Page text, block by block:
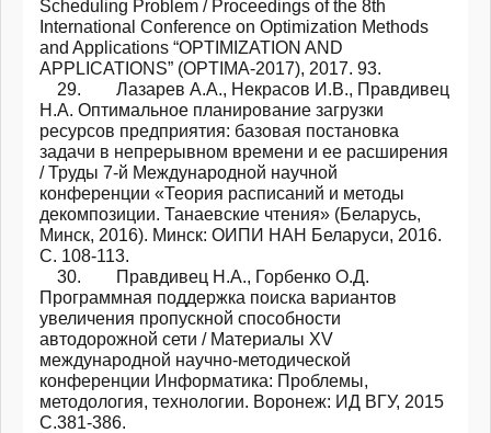
Scheduling Problem / Proceedings of the 8th
International Conference on Optimization Methods
and Applications “OPTIMIZATION AND
APPLICATIONS” (OPTIMA-2017), 2017. 93.
29. Лазарев А.А., Некрасов И.В., Правдивец
Н.А. Оптимальное планирование загрузки
ресурсов предприятия: базовая постановка
задачи в непрерывном времени и ее расширения
/ Труды 7-й Международной научной
конференции «Теория расписаний и методы
декомпозиции. Танаевские чтения» (Беларусь,
Минск, 2016). Минск: ОИПИ НАН Беларуси, 2016.
С. 108-113.
30. Правдивец Н.А., Горбенко О.Д.
Программная поддержка поиска вариантов
увеличения пропускной способности
автодорожной сети / Материалы XV
международной научно-методической
конференции Информатика: Проблемы,
методология, технологии. Воронеж: ИД ВГУ, 2015
С.381-386.